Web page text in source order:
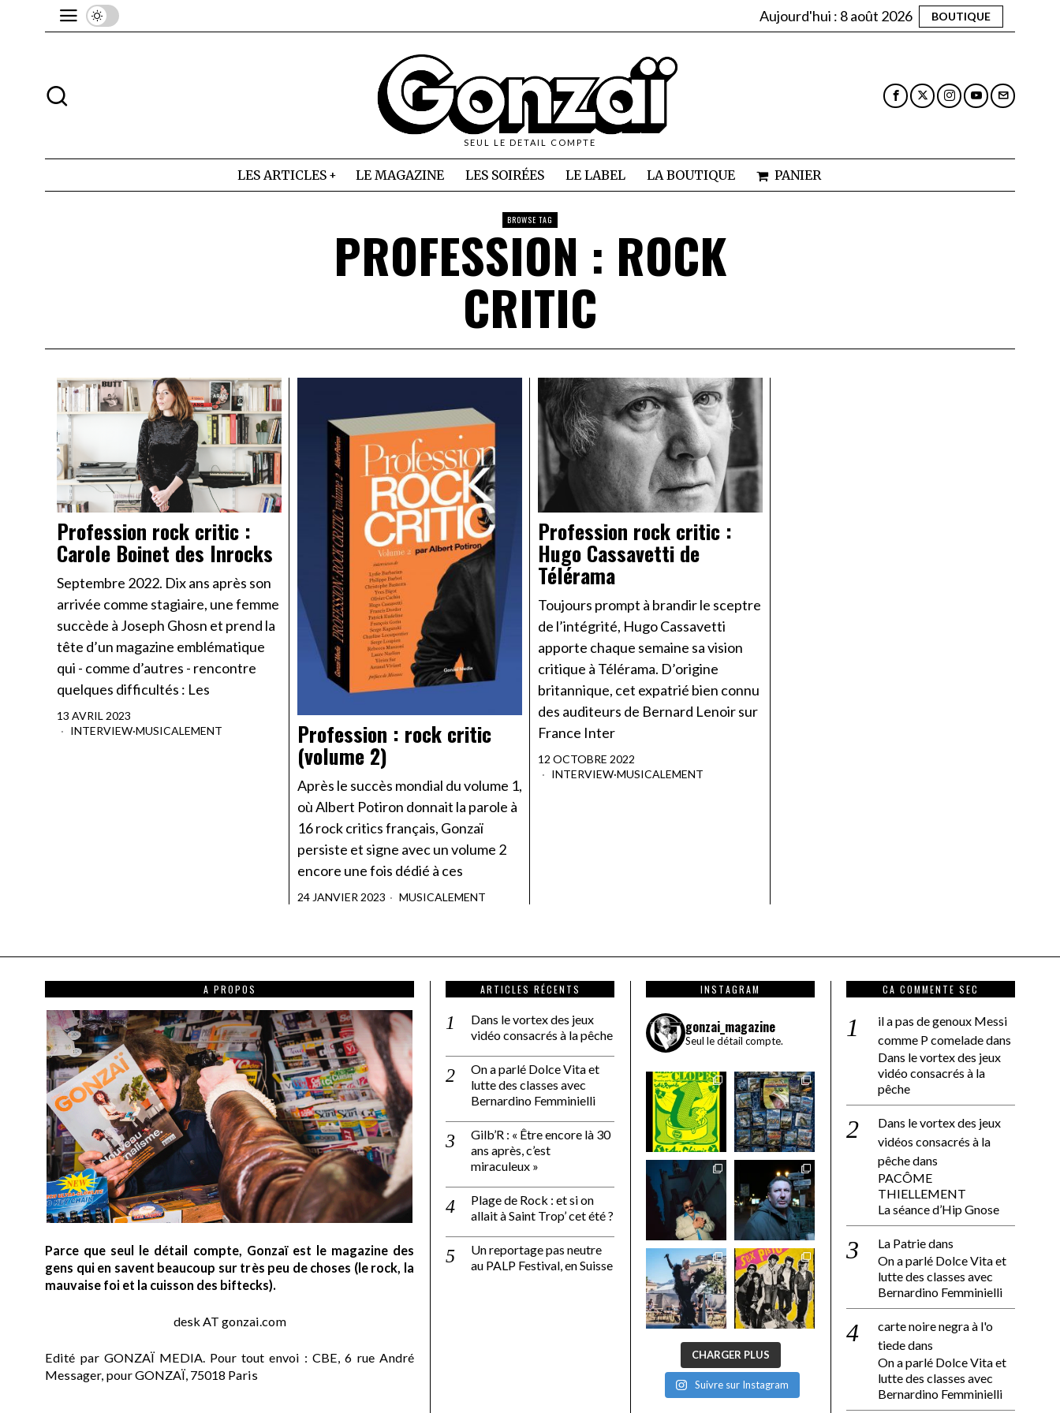
Aujourd'hui : 8 août 2026 BOUTIQUE
SEUL LE DETAIL COMPTE
LES ARTICLES LE MAGAZINE LES SOIRÉES LE LABEL LA BOUTIQUE PANIER
BROWSE TAG
PROFESSION : ROCK
CRITIC
Profession rock critic :
Carole Boinet des Inrocks
Septembre 2022. Dix ans après son
arrivée comme stagiaire, une femme
succède à Joseph Ghosn et prend la
tête d’un magazine emblématique
qui - comme d’autres - rencontre
quelques difficultés : Les
13 AVRIL 2023
INTERVIEW·MUSICALEMENT Profession : rock critic
(volume 2)
Après le succès mondial du volume 1,
où Albert Potiron donnait la parole à
16 rock critics français, Gonzaï
persiste et signe avec un volume 2
encore une fois dédié à ces
24 JANVIER 2023 MUSICALEMENT
Profession rock critic :
Hugo Cassavetti de
Télérama
Toujours prompt à brandir le sceptre
de l’intégrité, Hugo Cassavetti
apporte chaque semaine sa vision
critique à Télérama. D’origine
britannique, cet expatrié bien connu
des auditeurs de Bernard Lenoir sur
France Inter
12 OCTOBRE 2022
INTERVIEW·MUSICALEMENT
A PROPOS
Parce que seul le détail compte, Gonzaï est le magazine des
gens qui en savent beaucoup sur très peu de choses (le rock, la
mauvaise foi et la cuisson des biftecks).
desk AT gonzai.com
Edité par GONZAÏ MEDIA. Pour tout envoi : CBE, 6 rue André
Messager, pour GONZAÏ, 75018 Paris
ARTICLES RÉCENTS
Dans le vortex des jeux
vidéo consacrés à la pêche
On a parlé Dolce Vita et
lutte des classes avec
Bernardino Femminielli
Gilb’R : « Être encore là 30
ans après, c’est
miraculeux »
Plage de Rock : et si on
allait à Saint Trop’ cet été ?
Un reportage pas neutre
au PALP Festival, en Suisse
INSTAGRAM
gonzai_magazine
Seul le détail compte.
CHARGER PLUS
Suivre sur Instagram
CA COMMENTE SEC
il a pas de genoux Messi
comme P comeladedans
Dans le vortex des jeux
vidéo consacrés à la
pêche
Dans le vortex des jeux
vidéos consacrés à la
pêchedans
PACÔME
THIELLEMENT
La séance d’Hip Gnose
La Patriedans
On a parlé Dolce Vita et
lutte des classes avec
Bernardino Femminielli
carte noire negra à l'o
tiededans
On a parlé Dolce Vita et
lutte des classes avec
Bernardino Femminielli